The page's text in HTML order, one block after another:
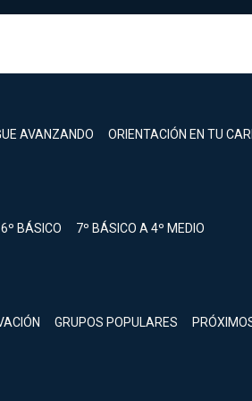
AVANZANDO ORIENTACIÓN EN TU
BÁSICO 7º BÁSICO A 4º MEDIO
GRUPOS POPULARES
Inicia sesión.